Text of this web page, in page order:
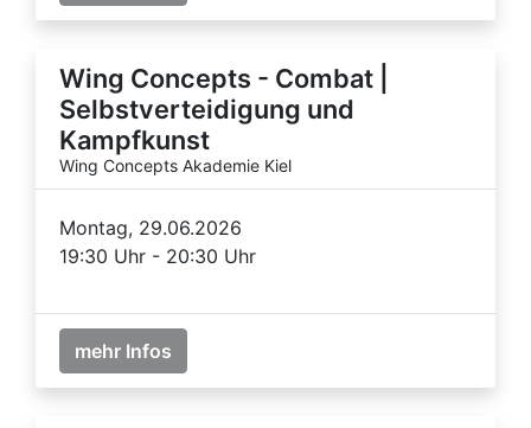
Wing Concepts - Combat |
Selbstverteidigung und
Kampfkunst
Wing Concepts Akademie Kiel
Montag, 29.06.2026
19:30 Uhr - 20:30 Uhr
mehr Infos